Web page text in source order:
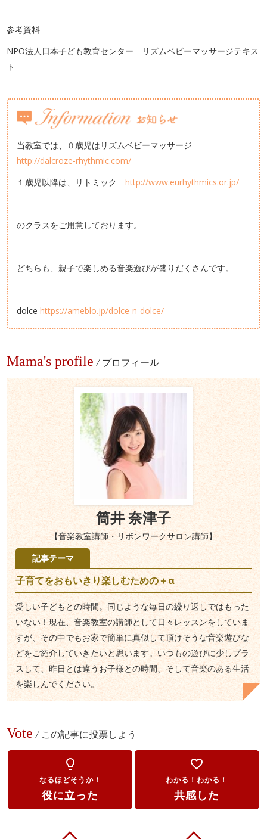
参考資料
NPO法人日本子ども教育センター リズムベビーマッサージテキス
ト
当教室では、０歳児はリズムベビーマッサージ
http://dalcroze-rhythmic.com/
１歳児以降は、リトミックhttp://www.eurhythmics.or.jp/
のクラスをご用意しております。
どちらも、親子で楽しめる音楽遊びが盛りだくさんです。
dolcehttps://ameblo.jp/dolce-n-dolce/
Mama's profile / プロフィール
筒井 奈津子
【音楽教室講師・リボンワークサロン講師】
記事テーマ
子育てをおもいきり楽しむための＋α
愛しい子どもとの時間。同じような毎日の繰り返しではもった
いない！現在、音楽教室の講師として日々レッスンをしていま
すが、その中でもお家で簡単に真似して頂けそうな音楽遊びな
どをご紹介していきたいと思います。いつもの遊びに少しプラ
スして、昨日とは違うお子様との時間、そして音楽のある生活
を楽しんでください。
Vote / この記事に投票しよう
lightbulb_outline
なるほどそうか！
役に立った
favorite_border
わかる！わかる！
共感した